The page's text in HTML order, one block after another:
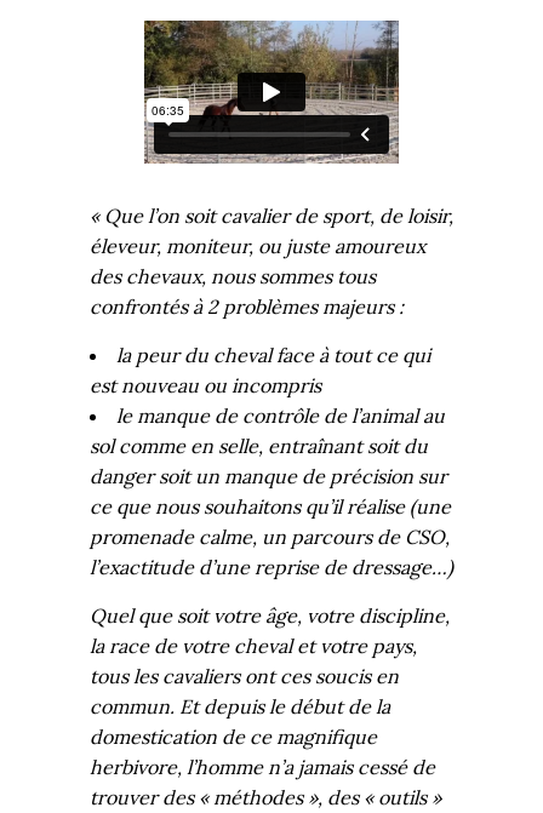
« Que l’on soit cavalier de sport, de loisir,
éleveur, moniteur, ou juste amoureux
des chevaux, nous sommes tous
confrontés à 2 problèmes majeurs :
la peur du cheval face à tout ce qui
est nouveau ou incompris
le manque de contrôle de l’animal au
sol comme en selle, entraînant soit du
danger soit un manque de précision sur
ce que nous souhaitons qu’il réalise (une
promenade calme, un parcours de CSO,
l’exactitude d’une reprise de dressage…)
Quel que soit votre âge, votre discipline,
la race de votre cheval et votre pays,
tous les cavaliers ont ces soucis en
commun. Et depuis le début de la
domestication de ce magnifique
herbivore, l’homme n’a jamais cessé de
trouver des « méthodes », des « outils »